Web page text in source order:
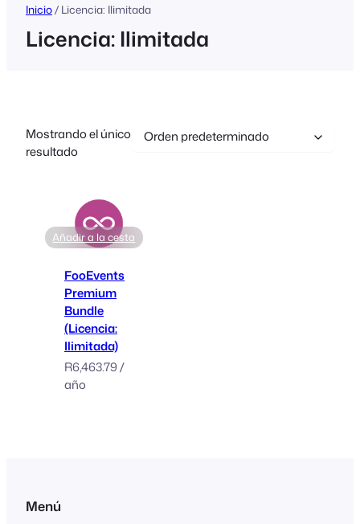
Inicio/ Licencia: Ilimitada
Licencia: Ilimitada
Mostrando el único
resultado
Añadir a la cesta
FooEvents
Premium
Bundle
(Licencia:
Ilimitada)
R6,463.79/
año
Menú